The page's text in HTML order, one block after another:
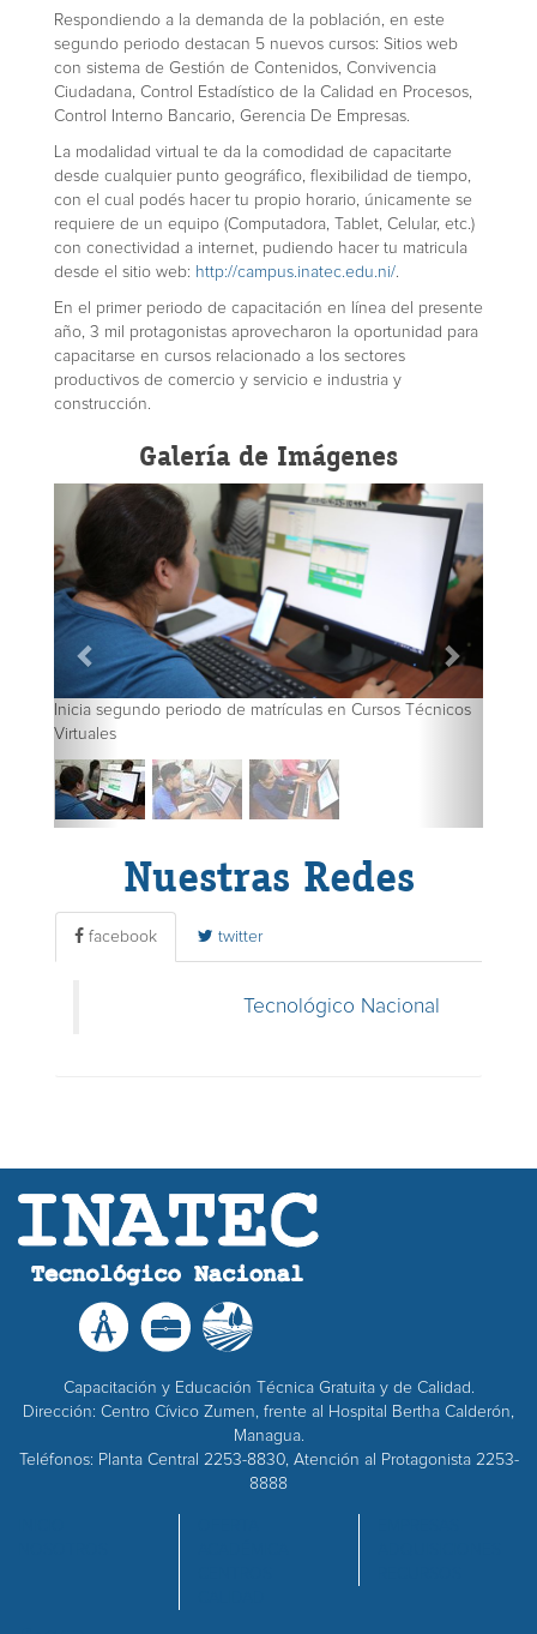
Respondiendo a la demanda de la población, en este
segundo periodo destacan 5 nuevos cursos: Sitios web
con sistema de Gestión de Contenidos, Convivencia
Ciudadana, Control Estadístico de la Calidad en Procesos,
Control Interno Bancario, Gerencia De Empresas.
La modalidad virtual te da la comodidad de capacitarte
desde cualquier punto geográfico, flexibilidad de tiempo,
con el cual podés hacer tu propio horario, únicamente se
requiere de un equipo (Computadora, Tablet, Celular, etc.)
con conectividad a internet, pudiendo hacer tu matricula
desde el sitio web: http://campus.inatec.edu.ni/
En el primer periodo de capacitación en línea del presente
año, 3 mil protagonistas aprovecharon la oportunidad para
capacitarse en cursos relacionado a los sectores
productivos de comercio y servicio e industria y
construcción.
Galería de Imágenes
Inicia segundo periodo de matrículas en Cursos Técnicos
Virtuales
Nuestras Redes
facebook twitter
Tecnológico Nacional
Capacitación y Educación Técnica Gratuita y de Calidad.
Dirección: Centro Cívico Zumen, frente al Hospital Bertha Calderón,
Managua.
Teléfonos: Planta Central 2253-8830, Atención al Protagonista 2253-
8888